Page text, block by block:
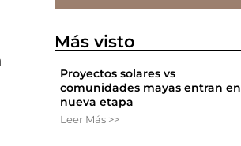
Más visto
Proyectos solares vs
comunidades mayas entran en
nueva etapa
Leer Más >>